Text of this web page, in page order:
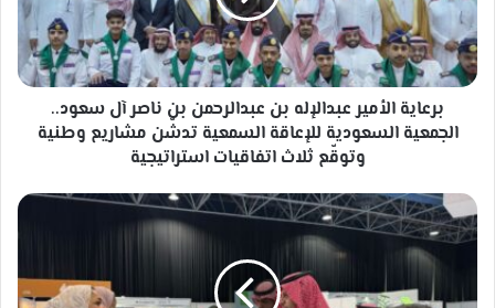
بن
ناصر
آل
سعود..
الجمعية
السعودية
تدشّن
مشاريع
وطنية
ثلاث
برعاية الأمير عبدالإله بن عبدالرحمن بن ناصر آل سعود..
الجمعية السعودية للإعاقة السمعية تدشّن مشاريع وطنية
وتوقّع ثلاث اتفاقيات استراتيجية
"مستشفى
الملك
فهد
صحياً